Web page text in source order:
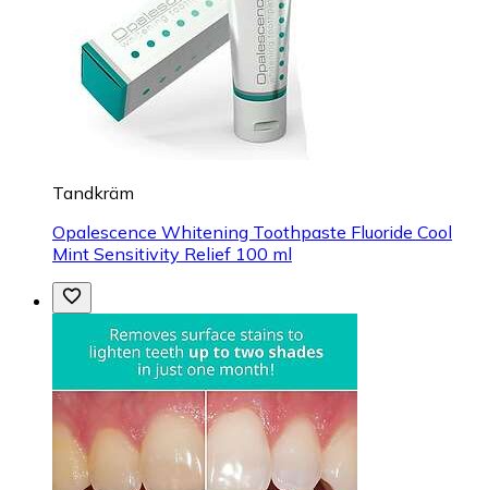
Tandkräm
Opalescence Whitening Toothpaste Fluoride Cool
Mint Sensitivity Relief 100 ml